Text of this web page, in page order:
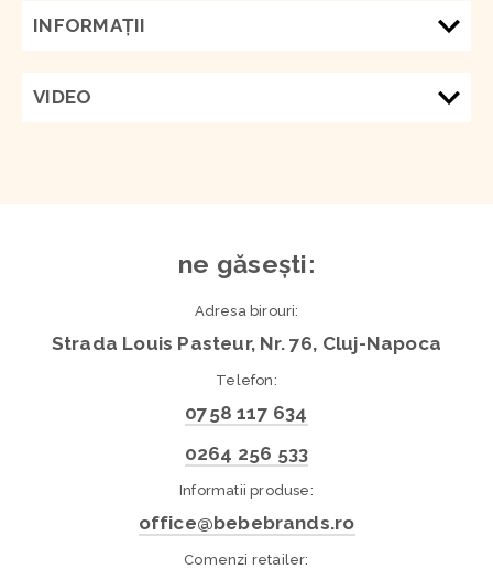
INFORMAŢII
VIDEO
ne găsești:
Adresa birouri:
Strada Louis Pasteur, Nr. 76, Cluj-Napoca
Telefon:
0758 117 634
0264 256 533
Informatii produse:
office@bebebrands.ro
Comenzi retailer: